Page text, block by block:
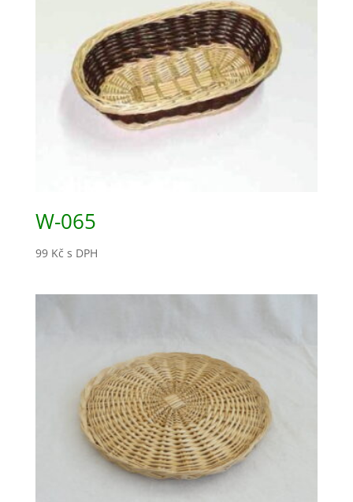
W-065
99 Kč s DPH